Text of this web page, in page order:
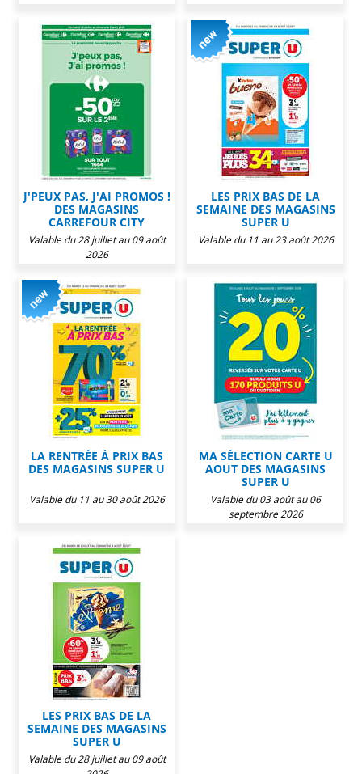
J'PEUX PAS, J'AI PROMOS !
DES MAGASINS
CARREFOUR CITY
Valable du 28 juillet au 09 août
2026
LES PRIX BAS DE LA
SEMAINE DES MAGASINS
SUPER U
Valable du 11 au 23 août 2026
LA RENTRÉE À PRIX BAS
DES MAGASINS SUPER U
Valable du 11 au 30 août 2026
MA SÉLECTION CARTE U
AOUT DES MAGASINS
SUPER U
Valable du 03 août au 06
septembre 2026
LES PRIX BAS DE LA
SEMAINE DES MAGASINS
SUPER U
Valable du 28 juillet au 09 août